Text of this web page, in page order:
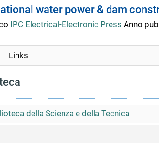
water power & dam
IPC Electrical-Electronic Press Anno
Links
della Scienza e della Tecnica